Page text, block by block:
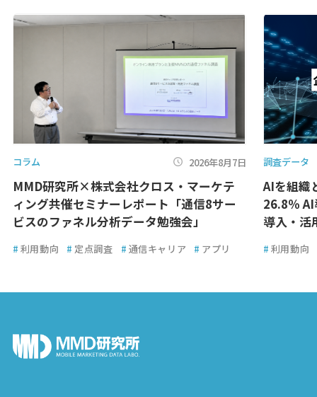
コラム 2026年8月7日
MMD研究所×株式会社クロス・マーケテ
ィング共催セミナーレポート「通信8サー
ビスのファネル分析データ勉強会」
# 利用動向 # 定点調査 # 通信キャリア # アプリ
調査データ
AIを組織
26.8％
導入・活
# 利用動向